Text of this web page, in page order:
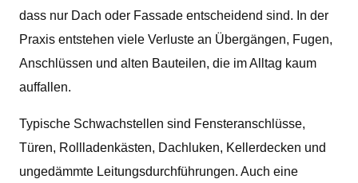
dass nur Dach oder Fassade entscheidend sind. In der
Praxis entstehen viele Verluste an Übergängen, Fugen,
Anschlüssen und alten Bauteilen, die im Alltag kaum
auffallen.
Typische Schwachstellen sind Fensteranschlüsse,
Türen, Rollladenkästen, Dachluken, Kellerdecken und
ungedämmte Leitungsdurchführungen. Auch eine